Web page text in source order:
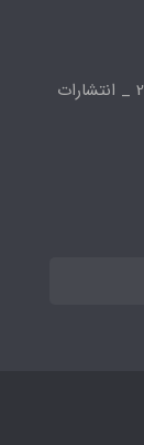
اتوبان بابایی _ شهرک بهشتی _ شقایق24 _ انتشارات